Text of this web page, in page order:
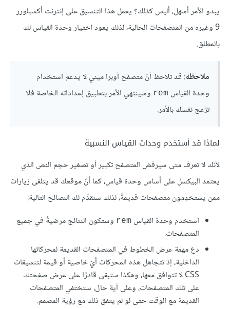
يبدو الأمر أسهل، أليس كذلك؟ يعمل هذا التنسيق على إنترنت أكسبلورر
9 وغيره من المتصفحات الحالية، لذلك يعود اختيار وحدة القياس لك
بالمطلق.
ملاحظة: قد تلاحظ أنّ متصفح أوبرا ميني لا يدعم استخدام
وحدة القياس rem وسينتهي الأمر بتطبيق إعداداته الخاصة فلا
تزعج نفسك بالأمر.
لماذا قد أستخدم وحدات القياس النسبية
لأنك لا تعرف متى سيرفض المتصفح تكبير أو تصغير حجم النص الذي
يعتمد البيكسل على أساس وحدة قياس، كما أنّ موقعك قد يتلقى زيارات
ممن يستخدِمون متصفحات قديمةً، لذلك سنقدِّم لك النصائح التالية:
استخدم وحدة القياس rem وستكون النتائج مرضيةً في جميع
المتصفحات.
دع مهمة عرض الخطوط في المتصفحات القديمة لمحركاتها
الداخلية، إذ تتجاهل هذه المحركات أيّ خاصية أو قيمة لتنسيقات
CSS لا تتوافق معها، وهكذا ستبقى قادرًا على عرض صفحتك
على تلك المتصفحات، وعلى أية حال، ستختفي المتصفحات
القديمة مع الوقت حتى لو لم يتفق ذلك مع رؤية المصمم.